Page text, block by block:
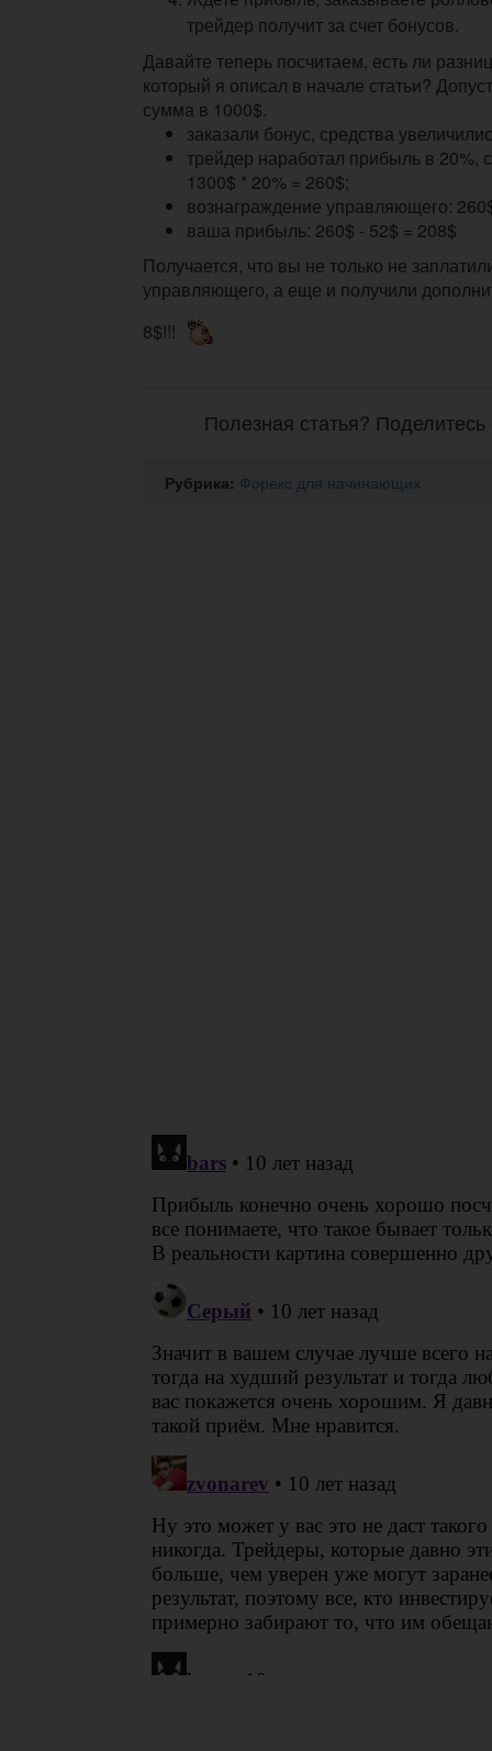
трейдер получит за счет бонусов.
Давайте теперь посчитаем, есть ли
который я описал в начале статьи?
сумма в 1000$.
заказали бонус, средства
трейдер наработал прибыль в 20%,
1300$ * 20% = 260$;
вознаграждение управляющего:
ваша прибыль: 260$ - 52$ = 208$
Получается, что вы не только не
управляющего, а еще и получили
8$!!!
Полезная статья?
Рубрика: Форекс для начинающих